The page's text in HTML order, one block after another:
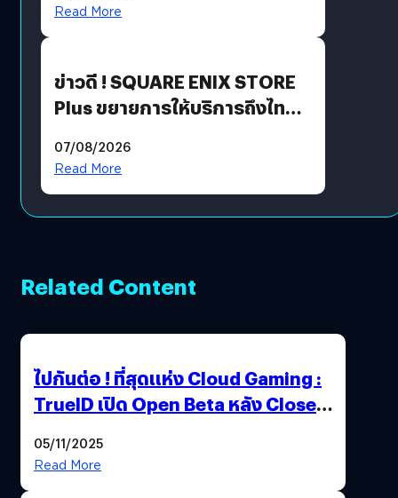
Read More
ข่าวดี ! SQUARE ENIX STORE
Plus ขยายการให้บริการถึงไทย
โดยตรง
07/08/2026
Read More
Related Content
ไปกันต่อ ! ที่สุดแห่ง Cloud Gaming :
TrueID เปิด Open Beta หลัง Close
Thailand Game Show 2025 ทะลุ 15
05/11/2025
Read More